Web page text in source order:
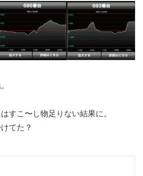
すこ〜し物足りない結果に。
てた？